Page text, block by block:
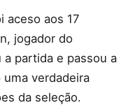
aceso aos 17
jogador do
partida e passou a
verdadeira
da seleção.